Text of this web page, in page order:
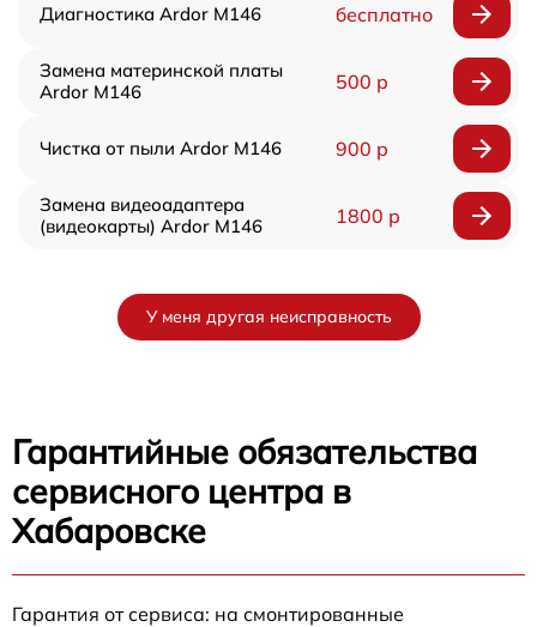
Диагностика Ardor M146 бесплатно
Замена материнской платы
Ardor M146
500 р
Чистка от пыли Ardor M146 900 р
Замена видеоадаптера
(видеокарты) Ardor M146
1800 р
У меня другая неисправность
Гарантийные обязательства
сервисного центра в
Хабаровске
Гарантия от сервиса: на смонтированные